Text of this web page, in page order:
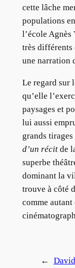
cette lâche
populations
l’école Agnès
très différents
une narration
Le regard sur
qu’elle
paysages et
lui aussi
grands
d’un récitde
superbe
dominant la
trouve à côté
comme
←
David